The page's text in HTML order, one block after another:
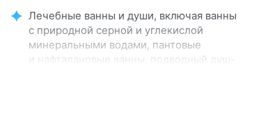
Лечебные ванны и души, включая ванны
с природной серной и углекислой
минеральными водами, пантовые
и нафталановые ванны, подводный душ-